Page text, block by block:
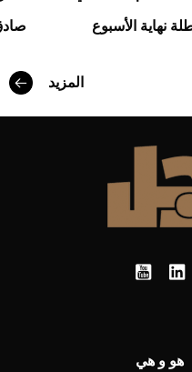
نهاية الأسبوع
المزيد
هو و هي